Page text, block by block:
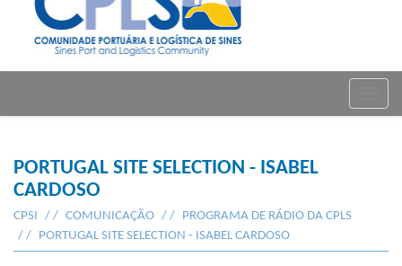
PORTUGAL SITE SELECTION - ISABEL
CARDOSO
CPSI COMUNICAÇÃO
PROGRAMA DE RÁDIO DA CPLS
PORTUGAL SITE SELECTION - ISABEL CARDOSO